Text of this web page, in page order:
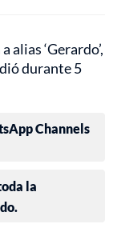
alias ‘Gerardo’,
durante 5
Channels
la